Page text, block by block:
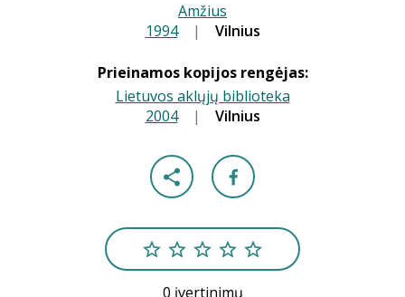
Amžius
1994 | Vilnius
Prieinamos kopijos rengėjas:
Lietuvos aklųjų biblioteka
2004 | Vilnius
0 įvertinimų